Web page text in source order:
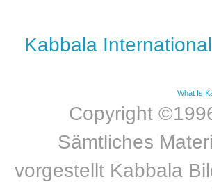
Kabbala International
What Is
Copyright
Sämtliches
vorgestellt Kabbala